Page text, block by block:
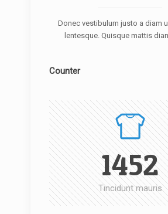
Donec vestibulum justo a diam
lentesque. Quisque mattis
Counter
1452
Tincidunt mauris